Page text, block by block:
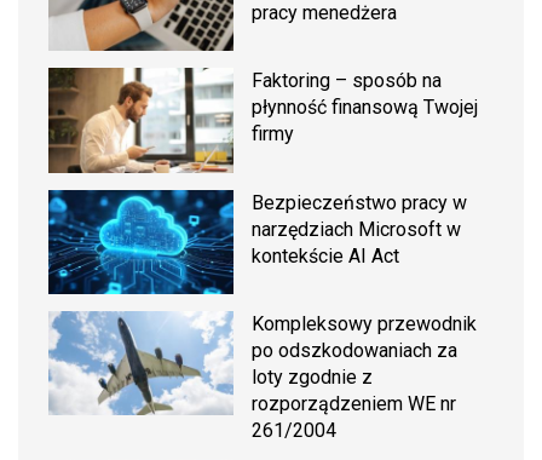
pracy menedżera
Faktoring – sposób na
płynność finansową Twojej
firmy
Bezpieczeństwo pracy w
narzędziach Microsoft w
kontekście AI Act
Kompleksowy przewodnik
po odszkodowaniach za
loty zgodnie z
rozporządzeniem WE nr
261/2004